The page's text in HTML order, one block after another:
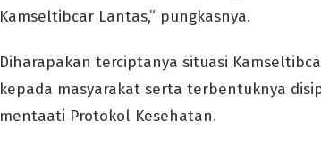
Kamseltibcar Lantas,” pungkasnya.
Diharapakan terciptanya situasi
kepada masyarakat serta terbentuknya
mentaati Protokol Kesehatan.